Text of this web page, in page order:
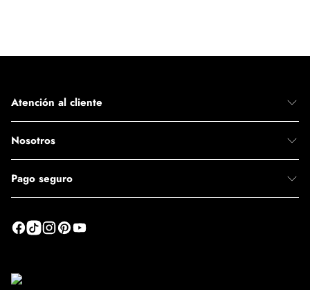
Atención al cliente
Nosotros
Pago seguro